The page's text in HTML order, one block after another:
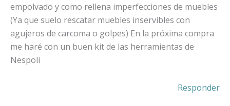
empolvado y como rellena imperfecciones de muebles
(Ya que suelo rescatar muebles inservibles con
agujeros de carcoma o golpes) En la próxima compra
me haré con un buen kit de las herramientas de
Nespoli
Responder